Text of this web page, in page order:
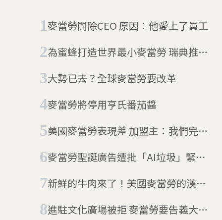
麥當勞開除CEO 原因：他愛上了員工
為蜜蜂打造世界最小麥當勞 瑞典推出
大勢已去？全球麥當勞要改革
麥當勞將停用亨氏番茄醬
美國麥當勞表現差 加盟主：我們完蛋
麥當勞聖誕廣告遭批「AI垃圾」緊急
aren’t lovin’ it
新鮮的牛肉來了！美國麥當勞的漢堡
進駐文化廣場被拒 麥當勞要告義大利